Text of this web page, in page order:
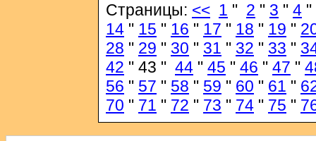
Страницы: << 1 " 2 " 3 " 4 "
14 " 15 " 16 " 17 " 18 " 19 "
28 " 29 " 30 " 31 " 32 " 33 "
42 " 43 " 44 " 45 " 46 " 47 "
56 " 57 " 58 " 59 " 60 " 61 "
70 " 71 " 72 " 73 " 74 " 75 "